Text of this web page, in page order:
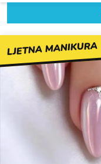
LJETNA MANIKURA